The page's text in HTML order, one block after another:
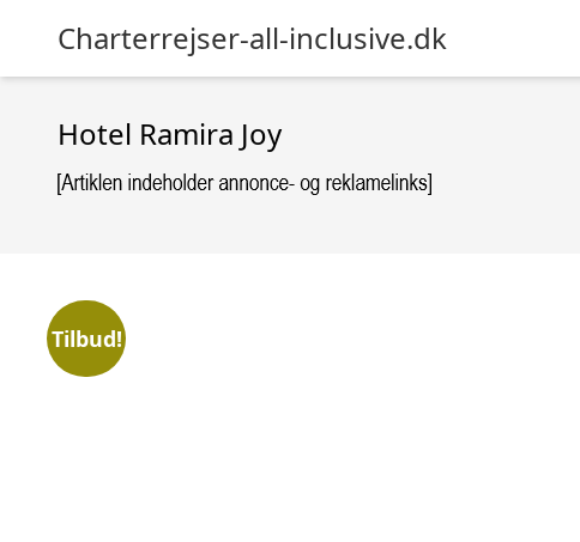
Charterrejser-all-inclusive.dk
Hotel Ramira Joy
Tilbud!